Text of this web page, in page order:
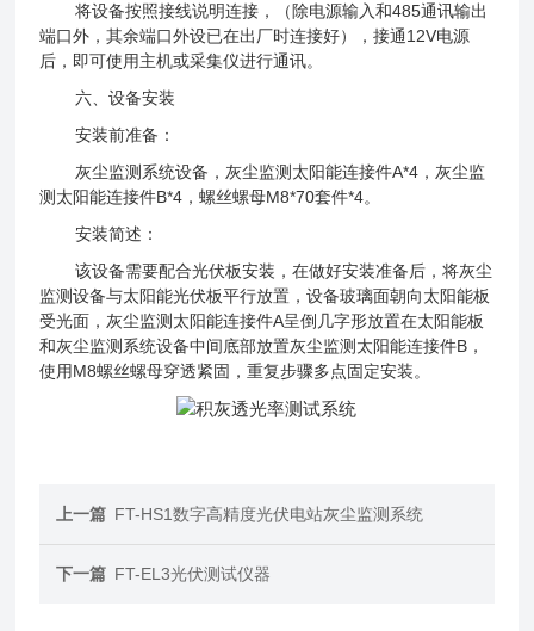
将设备按照接线说明连接，（除电源输入和485通讯输出
端口外，其余端口外设已在出厂时连接好），接通12V电源
后，即可使用主机或采集仪进行通讯。
六、设备安装
安装前准备：
灰尘监测系统设备，灰尘监测太阳能连接件A*4，灰尘监
测太阳能连接件B*4，螺丝螺母M8*70套件*4。
安装简述：
该设备需要配合光伏板安装，在做好安装准备后，将灰尘
监测设备与太阳能光伏板平行放置，设备玻璃面朝向太阳能板
受光面，灰尘监测太阳能连接件A呈倒几字形放置在太阳能板
和灰尘监测系统设备中间底部放置灰尘监测太阳能连接件B，
使用M8螺丝螺母穿透紧固，重复步骤多点固定安装。
上一篇 FT-HS1数字高精度光伏电站灰尘监测系统
下一篇 FT-EL3光伏测试仪器